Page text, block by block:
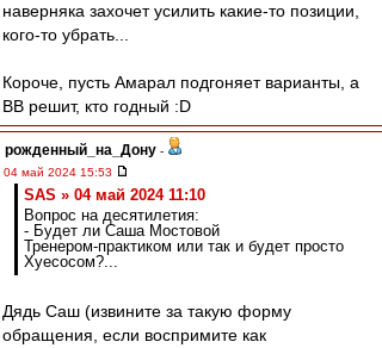
наверняка захочет усилить какие-то позиции,
кого-то убрать...
Короче, пусть Амарал подгоняет варианты, а
ВВ решит, кто годный :D
рожденный_на_Дону -
04 май 2024 15:53
SAS » 04 май 2024 11:10
Вопрос на десятилетия:
- Будет ли Саша Мостовой
Тренером-практиком или так и будет просто
Хуесосом?...
Дядь Саш (извините за такую форму
обращения, если воспримите как